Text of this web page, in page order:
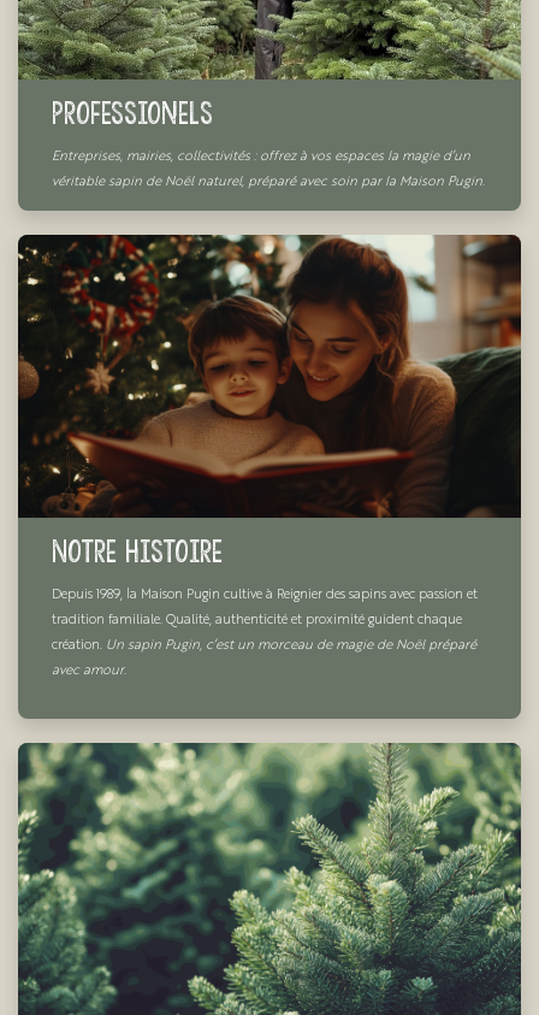
Professionels
Entreprises, mairies, collectivités : offrez à vos espaces la magie d’un
véritable sapin de Noël naturel, préparé avec soin par la Maison Pugin.
Notre Histoire
Depuis 1989, la Maison Pugin cultive à Reignier des sapins avec passion et
tradition familiale. Qualité, authenticité et proximité guident chaque
création. Un sapin Pugin, c’est un morceau de magie de Noël préparé
avec amour.